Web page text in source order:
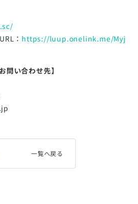
： https://luup.onelink.me/Myj
問い合わせ先】
一覧へ戻る